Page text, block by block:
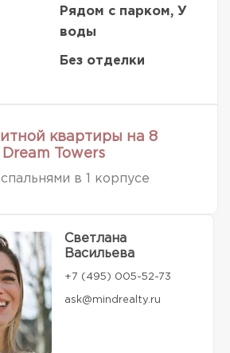
Рядом с парком, У
воды
Без отделки
квартиры на 8
Towers
в 1 корпусе
Светлана
Васильева
+7 (495) 005-52-73
ask@mindrealty.ru